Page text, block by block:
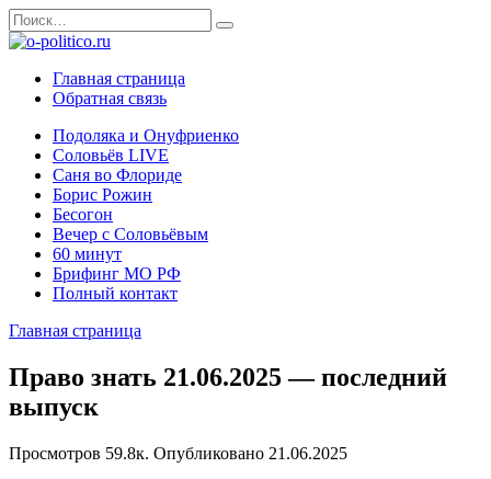
Перейти
к
содержанию
Search
for:
Главная страница
Обратная связь
Подоляка и Онуфриенко
Соловьёв LIVE
Саня во Флориде
Борис Рожин
Бесогон
Вечер с Соловьёвым
60 минут
Брифинг МО РФ
Полный контакт
Главная страница
Право знать 21.06.2025 — последний
выпуск
Просмотров 59.8к. Опубликовано 21.06.2025